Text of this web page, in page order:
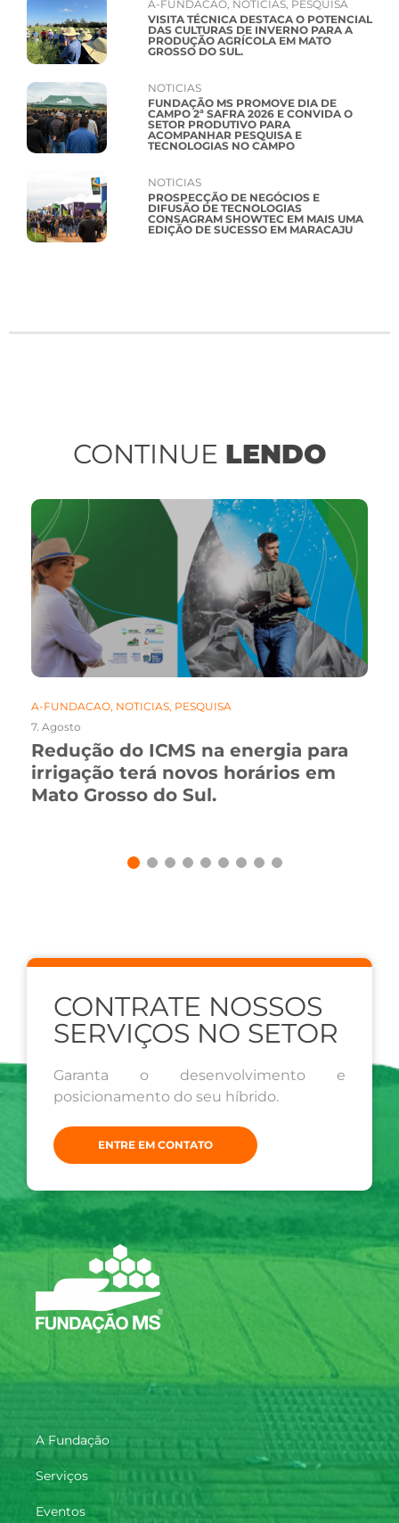
A-FUNDACAO, NOTICIAS, PESQUISA
VISITA TÉCNICA DESTACA O POTENCIAL
DAS CULTURAS DE INVERNO PARA A
PRODUÇÃO AGRÍCOLA EM MATO
GROSSO DO SUL.
NOTICIAS
FUNDAÇÃO MS PROMOVE DIA DE
CAMPO 2ª SAFRA 2026 E CONVIDA O
SETOR PRODUTIVO PARA
ACOMPANHAR PESQUISA E
TECNOLOGIAS NO CAMPO
NOTICIAS
PROSPECÇÃO DE NEGÓCIOS E
DIFUSÃO DE TECNOLOGIAS
CONSAGRAM SHOWTEC EM MAIS UMA
EDIÇÃO DE SUCESSO EM MARACAJU
CONTINUE LENDO
A-FUNDACAO, NOTICIAS, PESQUISA
7. Agosto
Redução do ICMS na energia para
irrigação terá novos horários em
Mato Grosso do Sul.
CONTRATE NOSSOS
SERVIÇOS NO SETOR
Garanta o desenvolvimento e
posicionamento do seu híbrido.
ENTRE EM CONTATO
A Fundação
Serviços
Eventos